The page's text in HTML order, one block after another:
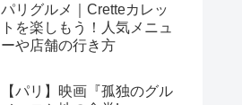
パリグルメ｜Cretteカレッ
トを楽しもう！人気メニュ
ーや店舗の行き方
【パリ】映画『孤独のグル